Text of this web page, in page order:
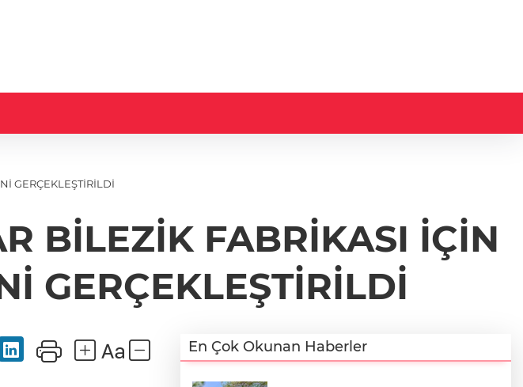
GERÇEKLEŞTİRİLDİ
BİLEZİK FABRİKASI İÇİN
GERÇEKLEŞTİRİLDİ
En Çok Okunan Haberler